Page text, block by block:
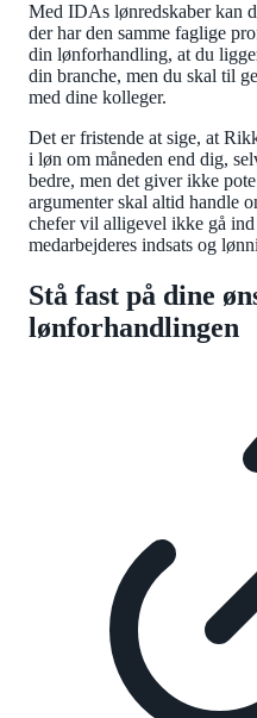
Med IDAs lønredskaber kan
der har den samme faglige
din lønforhandling, at du
din branche, men du skal til
med dine kolleger.
Det er fristende at sige, at
i løn om måneden end dig,
bedre, men det giver ikke
argumenter skal altid handle
chefer vil alligevel ikke gå
medarbejderes indsats og
Stå fast på dine
lønforhandlingen